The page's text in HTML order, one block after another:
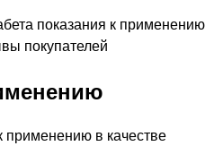
применению в качестве